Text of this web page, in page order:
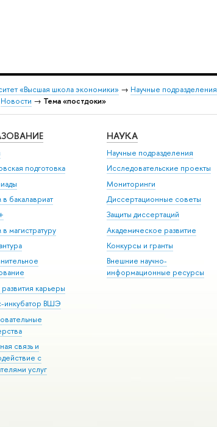
«Высшая школа экономики» → Научные подразделения
Новости → Тема «постдоки»
подготовка
бакалавриат
магистратуру
карьеры
инкубатор ВШЭ
связь и
с
услуг
НАУКА
Научные подразделения
Исследовательские проекты
Мониторинги
Диссертационные советы
Защиты диссертаций
Академическое развитие
Конкурсы и гранты
Внешние научно-
информационные ресурсы